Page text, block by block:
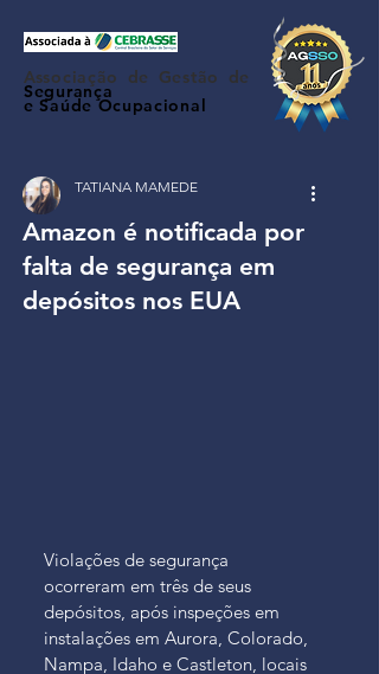
Associação de Gestão de
Segurança
e Saúde Ocupacional
Amazon é notificada por
falta de segurança em
depósitos nos EUA
TATIANA MAMEDE
Violações de segurança
ocorreram em três de seus
depósitos, após inspeções em
instalações em Aurora, Colorado,
Nampa, Idaho e Castleton, locais